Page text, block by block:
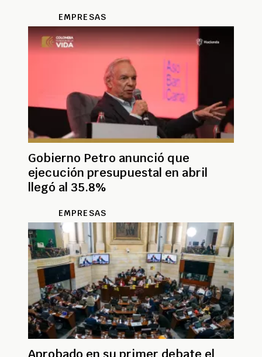
EMPRESAS
Gobierno Petro anunció que
ejecución presupuestal en abril
llegó al 35.8%
EMPRESAS